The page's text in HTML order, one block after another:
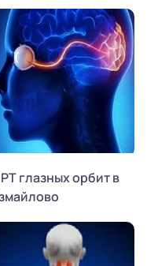
глазных орбит в